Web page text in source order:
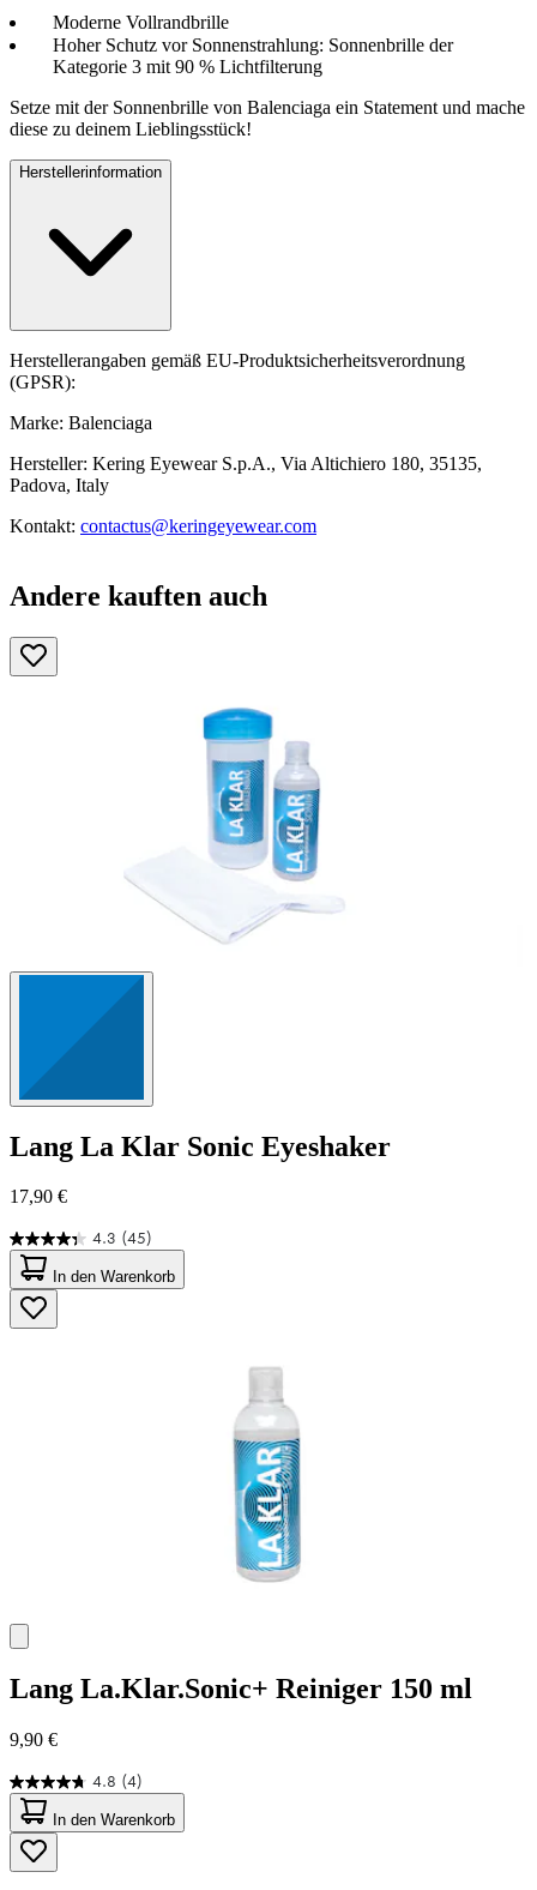
Moderne Vollrandbrille
Hoher Schutz vor Sonnenstrahlung: Sonnenbrille der
Kategorie 3 mit 90 % Lichtfilterung
Setze mit der Sonnenbrille von Balenciaga ein Statement und mache
diese zu deinem Lieblingsstück!
Herstellerinformation
Herstellerangaben gemäß EU-Produktsicherheitsverordnung
(GPSR):
Marke: Balenciaga
Hersteller: Kering Eyewear S.p.A., Via Altichiero 180, 35135,
Padova, Italy
Kontakt: contactus@keringeyewear.com
Andere kauften auch
Lang La Klar Sonic Eyeshaker
17,90 €
4.3 (45)
4.3
von
5
Sternen.
45
In den Warenkorb
Lang La.Klar.Sonic+ Reiniger 150 ml
9,90 €
4.8 (4)
4.8
von
5
Sternen.
4
In den Warenkorb